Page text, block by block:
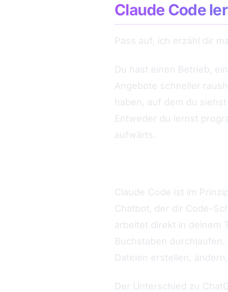
Claude Code
Pass auf, ich erzähl dir
Du hast einen Betrieb,
Angebote schneller
haben, auf dem du
Entweder du lernst
aufwärts.
Claude Code ist im
Chatbot, der dir Code-
arbeitet direkt in deinem
Buchstaben
Dateien erstellen,
Der Unterschied zu